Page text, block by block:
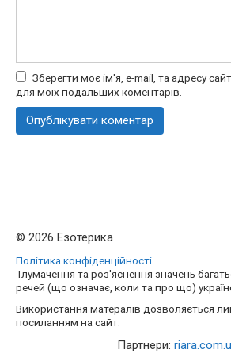
Зберегти моє ім'я, e-mail, та адресу
для моїх подальших коментарів.
© 2026 Езотерика
Політика конфіденційності
Тлумачення та роз'яснення значень
речей (що означає, коли та про що)
Використання матералів дозволяється
посиланням на сайт.
Партнери: